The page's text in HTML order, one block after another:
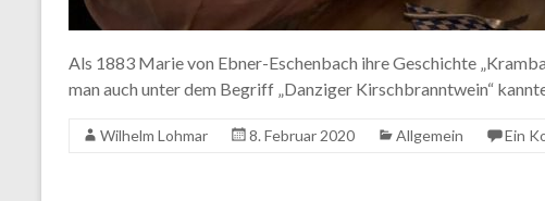
Als 1883 Marie von Ebner-Eschenbach ihre Geschichte
man auch unter dem Begriff „Danziger Kirschbranntwein“
Wilhelm Lohmar 8. Februar 2020 Allgemein Ein